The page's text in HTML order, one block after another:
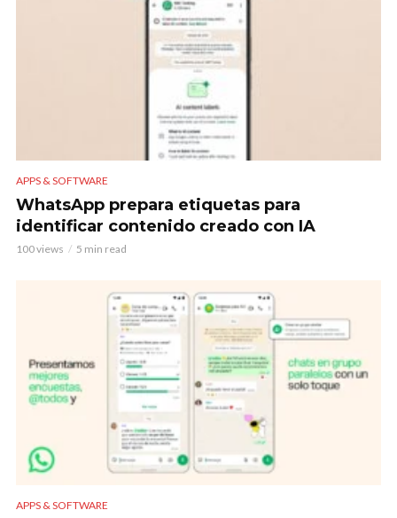
APPS & SOFTWARE
WhatsApp prepara etiquetas para
identificar contenido creado con IA
100 views 5 min read
APPS & SOFTWARE